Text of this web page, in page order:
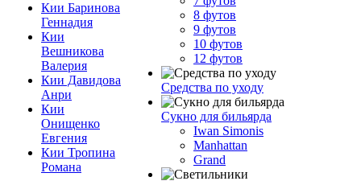
Кии Баринова
Геннадия
Кии
Вешникова
Валерия
Кии Давидова
Анри
Кии
Онищенко
Евгения
Кии Тропина
Романа
8 футов
9 футов
10 футов
12 футов
Средства по уходу
Сукно для бильярда
Iwan Simonis
Manhattan
Grand